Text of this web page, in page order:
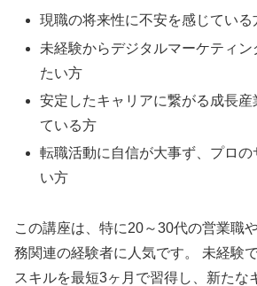
現職の将来性に不安を感じている
未経験からデジタルマーケティン
たい方
安定したキャリアに繋がる成長産
ている方
転職活動に自信が大事ず、プロの
い方
この講座は、特に20～30代の営業職
務関連の経験者に人気です。 未経験
スキルを最短3ヶ月で習得し、新たな